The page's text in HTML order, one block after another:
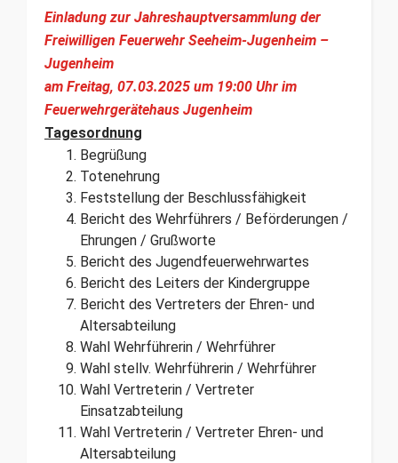
Einladung zur Jahreshauptversammlung der
Freiwilligen Feuerwehr Seeheim-Jugenheim –
Jugenheim
am Freitag, 07.03.2025 um 19:00 Uhr im
Feuerwehrgerätehaus Jugenheim
Tagesordnung
Begrüßung
Totenehrung
Feststellung der Beschlussfähigkeit
Bericht des Wehrführers / Beförderungen /
Ehrungen / Grußworte
Bericht des Jugendfeuerwehrwartes
Bericht des Leiters der Kindergruppe
Bericht des Vertreters der Ehren- und
Altersabteilung
Wahl Wehrführerin / Wehrführer
Wahl stellv. Wehrführerin / Wehrführer
Wahl Vertreterin / Vertreter
Einsatzabteilung
Wahl Vertreterin / Vertreter Ehren- und
Altersabteilung